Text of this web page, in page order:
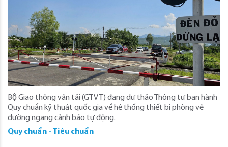
Bộ Giao thông vận tải (GTVT) đang dự thảo Thông tư ban hành
Quy chuẩn kỹ thuật quốc gia về hệ thống thiết bị phòng vệ
đường ngang cảnh báo tự động.
Quy chuẩn - Tiêu chuẩn